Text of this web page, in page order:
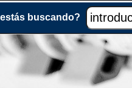
buscando?